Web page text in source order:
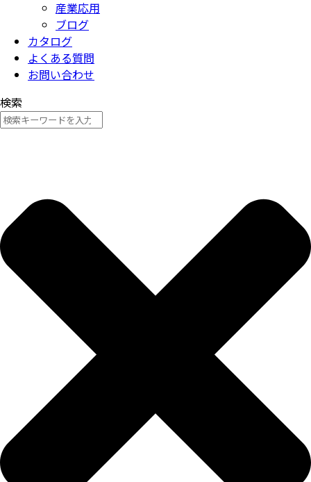
産業応用
ブログ
カタログ
よくある質問
お問い合わせ
検索